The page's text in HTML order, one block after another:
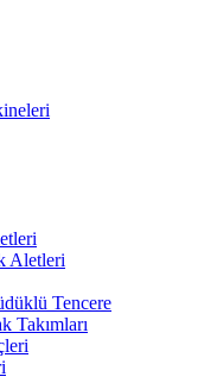
Aletleri
Tencere
Takımları